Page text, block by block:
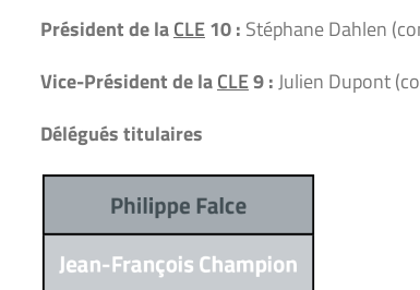
Président de laCLE10 : Stéphane Dahlen
Vice-Président de laCLE9 :Julien Dupont
Délégués titulaires